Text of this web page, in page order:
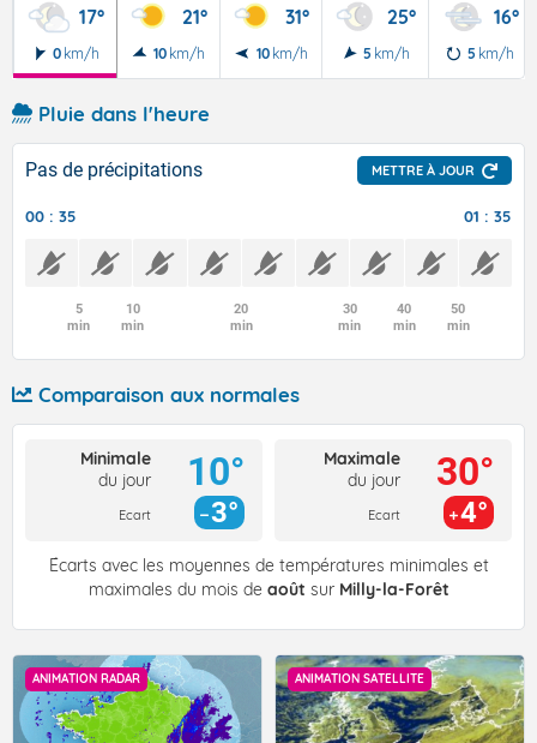
17°
0 km/h
21°
10 km/h
31°
10 km/h
25°
5 km/h
16°
5 km/h
Pluie dans l'heure
Pas de précipitations METTRE À JOUR
00 : 35 01 : 35
5
min
10
min
20
min
30
min
40
min
50
min
Comparaison aux normales
Minimale
du jour
Ecart
10°
3°
Maximale
du jour
Ecart
30°
4°
Écarts avec les moyennes de températures minimales et
maximales du mois de août sur Milly-la-Forêt
ANIMATION RADAR ANIMATION SATELLITE